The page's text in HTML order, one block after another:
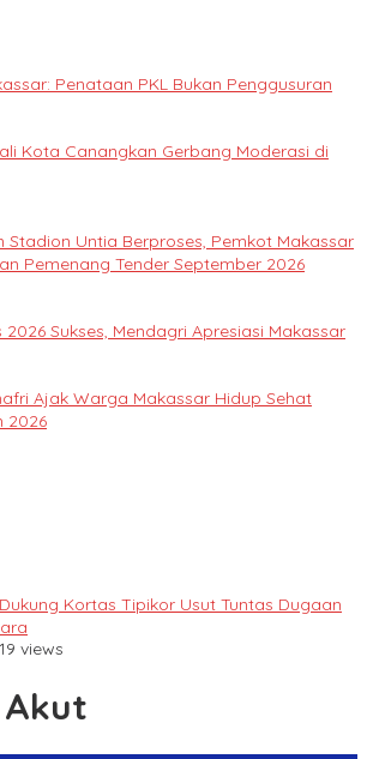
Penataan PKL Bukan Penggusuran
Kota Canangkan Gerbang Moderasi di
Stadion Untia Berproses, Pemkot Makassar
Pemenang Tender September 2026
2026 Sukses, Mendagri Apresiasi Makassar
Ajak Warga Makassar Hidup Sehat
2026
Kortas Tipikor Usut Tuntas Dugaan
views